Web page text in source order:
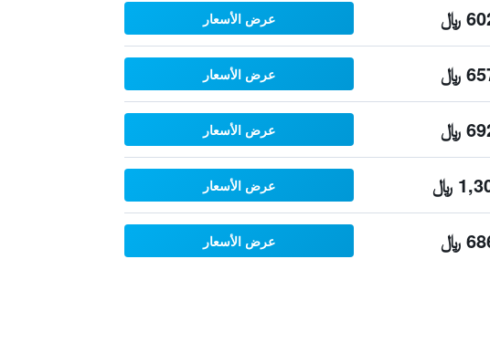
﷼ عرض الأسعار
﷼ عرض الأسعار
﷼ عرض الأسعار
﷼ عرض الأسعار
﷼ عرض الأسعار